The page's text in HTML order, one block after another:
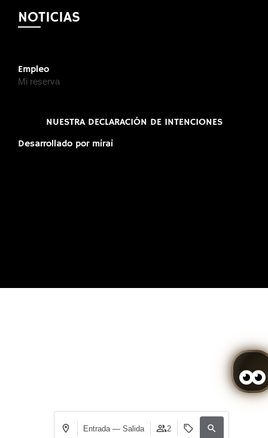
Entrada — Salida 2
NOTICIAS
Empleo
Mi reserva
NUESTRA DECLARACIÓN DE INTENCIONES
Desarrollado por mirai